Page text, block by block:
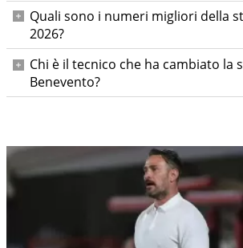
Antonio Floro Flores, promosso dalla
panchina della prima squadra, ha
eccellenti consolidando il primato in
Quali sono i numeri migliori della
2026?
Il Benevento ha chiuso con 82 punti: 25
6 sconfitte, miglior attacco del girone C
Chi è il tecnico che ha cambiato la
Benevento?